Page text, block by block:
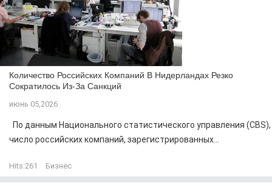
Количество Российских Компаний В Нидерландах Резко
Сократилось Из-За Санкций
июнь 05,2026
По данным Национального статистического управления (CBS),
число российских компаний, зарегистрированных...
Hits:261 Бизнес